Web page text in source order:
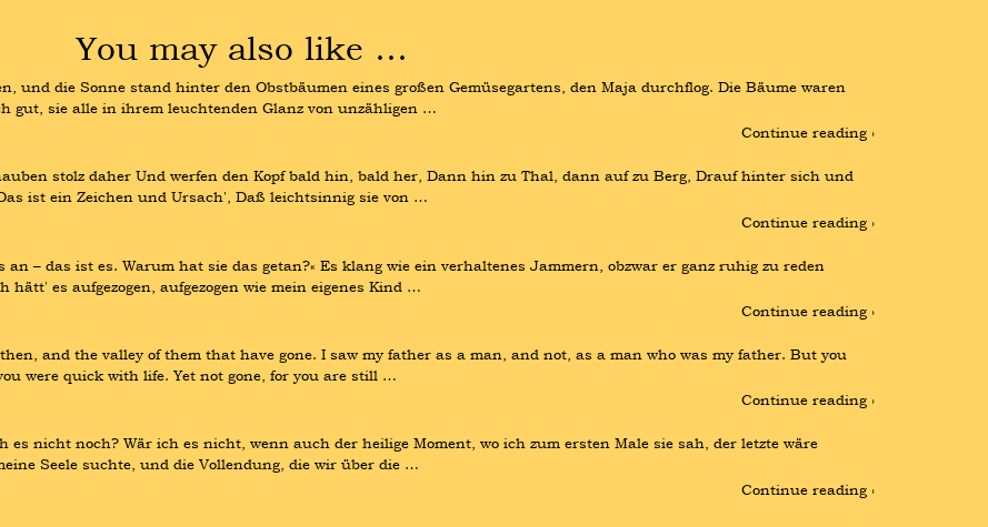
You may also like …
und die Sonne stand hinter den Obstbäumen eines großen Gemüsegartens, den Maja durchflog. Die Bäume waren
gut, sie alle in ihrem leuchtenden Glanz von unzähligen …
Continue reading ›
stolz daher Und werfen den Kopf bald hin, bald her, Dann hin zu Thal, dann auf zu Berg, Drauf hinter sich und
ist ein Zeichen und Ursach', Daß leichtsinnig sie von …
Continue reading ›
– das ist es. Warum hat sie das getan?« Es klang wie ein verhaltenes Jammern, obzwar er ganz ruhig zu reden
es aufgezogen, aufgezogen wie mein eigenes Kind …
Continue reading ›
and the valley of them that have gone. I saw my father as a man, and not, as a man who was my father. But you
were quick with life. Yet not gone, for you are still …
Continue reading ›
nicht noch? Wär ich es nicht, wenn auch der heilige Moment, wo ich zum ersten Male sie sah, der letzte wäre
Seele suchte, und die Vollendung, die wir über die …
Continue reading ›